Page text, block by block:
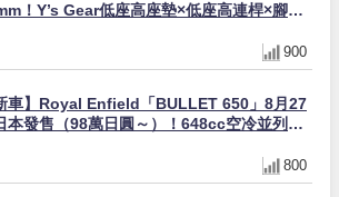
！Y’s Gear低座高座墊×低座高連桿×腳踏
900
車】Royal Enfield「BULLET 650」8月27
本發售（98萬日圓～）！648cc空冷並列雙
800